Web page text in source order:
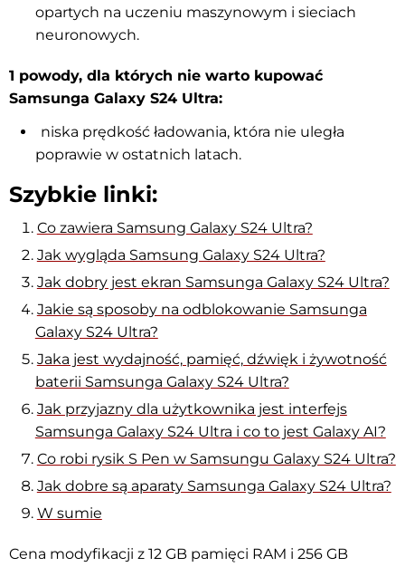
opartych na uczeniu maszynowym i sieciach
neuronowych.
1 powody, dla których nie warto kupować
Samsunga Galaxy S24 Ultra:
niska prędkość ładowania, która nie uległa
poprawie w ostatnich latach.
Szybkie linki:
Co zawiera Samsung Galaxy S24 Ultra?
Jak wygląda Samsung Galaxy S24 Ultra?
Jak dobry jest ekran Samsunga Galaxy S24 Ultra?
Jakie są sposoby na odblokowanie Samsunga
Galaxy S24 Ultra?
Jaka jest wydajność, pamięć, dźwięk i żywotność
baterii Samsunga Galaxy S24 Ultra?
Jak przyjazny dla użytkownika jest interfejs
Samsunga Galaxy S24 Ultra i co to jest Galaxy AI?
Co robi rysik S Pen w Samsungu Galaxy S24 Ultra?
Jak dobre są aparaty Samsunga Galaxy S24 Ultra?
W sumie
Cena modyfikacji z 12 GB pamięci RAM i 256 GB